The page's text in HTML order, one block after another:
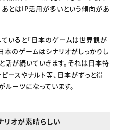
あとはIP活用が多いという傾向があ
いると「日本のゲームは世界観が
本のゲームはシナリオがしっかりし
話が続いていきます。それは日本特
ースやナルト等、日本がずっと得
ーツになっています。
リオが素晴らしい